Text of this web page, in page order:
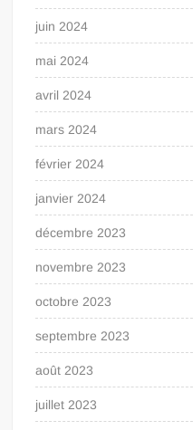
juin 2024
mai 2024
avril 2024
mars 2024
février 2024
janvier 2024
décembre 2023
novembre 2023
octobre 2023
septembre 2023
août 2023
juillet 2023